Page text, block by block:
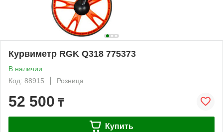
Курвиметр RGK Q318 775373
В наличии
Код: 88915
Розница
52 500 ₸
Купить